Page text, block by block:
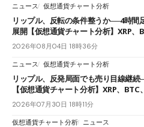
ニュース 仮想通貨チャート分析
リップル、反転の条件整うか──4時
展開【仮想通貨チャート分析】XRP、
2026年08月04日 18時36分
ニュース 仮想通貨チャート分析
リップル、反発局面でも売り目線継
【仮想通貨チャート分析】XRP、
2026年07月30日 18時11分
仮想通貨チャート分析 ニュース